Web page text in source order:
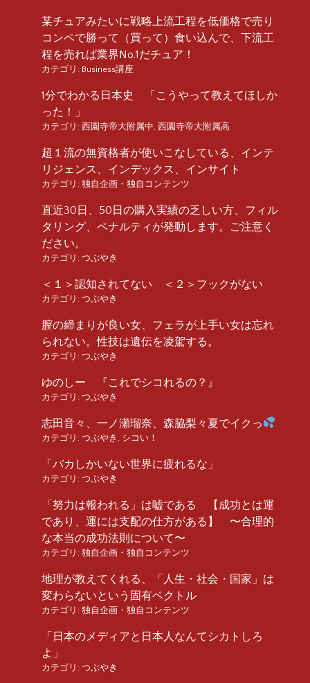
某チュアみたいに戦略上流工程を低価格で売り
コンペで勝って（買って）食い込んで、下流工
程を売れば業界No.1だチュア！
カテゴリ: Business講座
1分でわかる日本史 「こうやって教えてほしか
った！」
カテゴリ: 西園寺帝大附属中 西園寺帝大附属高
超１流の無資格者が使いこなしている、インテ
リジェンス、インデックス、インサイト
カテゴリ: 独自企画・独自コンテンツ
直近30日、50日の購入実績の乏しい方、フィル
タリング、ペナルティが発動します。ご注意く
ださい。
カテゴリ: つぶやき
＜１＞認知されてない ＜２＞フックがない
カテゴリ: つぶやき
膣の締まりが良い女、フェラが上手い女は忘れ
られない。性技は遺伝を凌駕する。
カテゴリ: つぶやき
ゆのしー 『これでシコれるの？』
カテゴリ: つぶやき
志田音々、一ノ瀬瑠奈、森脇梨々夏でイクっ
カテゴリ: つぶやき シコい！
「バカしかいない世界に疲れるな」
カテゴリ: つぶやき
「努力は報われる」は嘘である 【成功とは運
であり、運には支配の仕方がある】 〜合理的
な本当の成功法則について〜
カテゴリ: 独自企画・独自コンテンツ
地理が教えてくれる、「人生・社会・国家」は
変わらないという固有ベクトル
カテゴリ: 独自企画・独自コンテンツ
「日本のメディアと日本人なんてシカトしろ
よ」
カテゴリ: つぶやき